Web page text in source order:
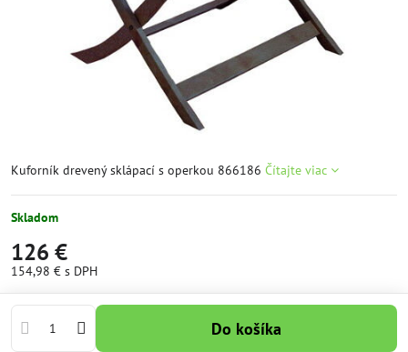
Kuforník drevený sklápací s operkou 866186 Čítajte viac
Skladom
126 €
154,98 € s DPH
Do košíka